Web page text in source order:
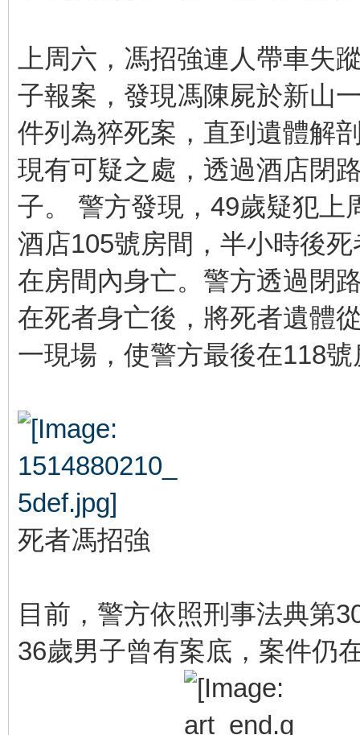
上周六，馮招強連人帶車失
子報案，發現馮陳屍於新山
件列為猝死案，直到遺體解
現有可疑之處，透過酒店閉
子。 警方發現，49歲疑犯上
酒店105號房間，半小時後
在房間內身亡。警方透過閉
在死者身亡後，將死者遺體
一現場，使警方最後在118
死者馮招強
目前，警方依照刑事法典第
36歲男子曾有案底，案件仍